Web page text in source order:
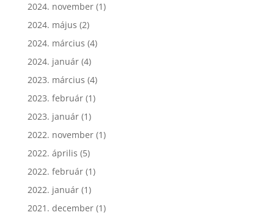
2024. november(1)
2024. május (2)
2024. március (4)
2024. január(4)
2023. március (4)
2023. február(1)
2023. január(1)
2022. november(1)
2022. április (5)
2022. február(1)
2022. január(1)
2021. december(1)